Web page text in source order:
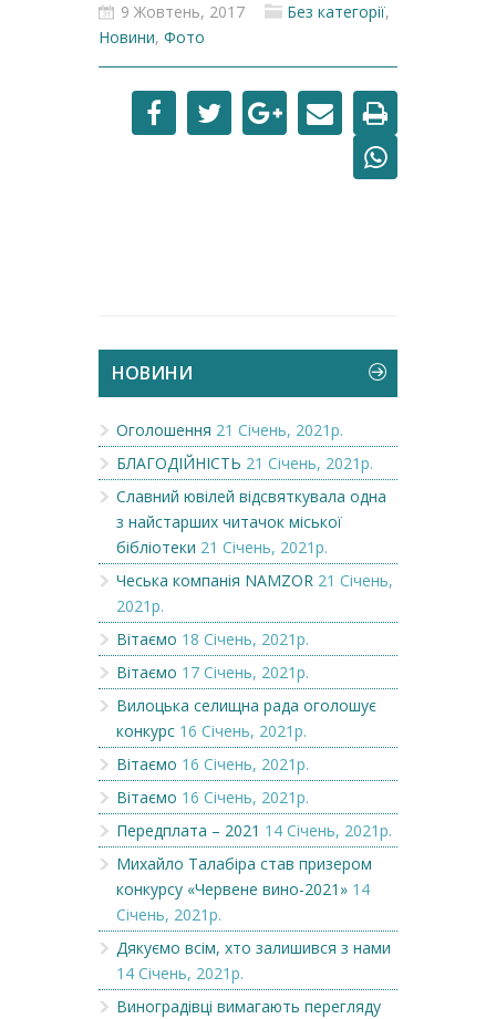
9 Жовтень, 2017 Без категорії,
Новини, Фото
НОВИНИ
Оголошення 21 Січень, 2021р.
БЛАГОДІЙНІСТЬ 21 Січень, 2021р.
Славний ювілей відсвяткувала одна
з найстарших читачок міської
бібліотеки 21 Січень, 2021р.
Чеська компанія NAMZOR 21 Січень,
2021р.
Вітаємо 18 Січень, 2021р.
Вітаємо 17 Січень, 2021р.
Вилоцька селищна рада оголошує
конкурс 16 Січень, 2021р.
Вітаємо 16 Січень, 2021р.
Вітаємо 16 Січень, 2021р.
Передплата – 2021 14 Січень, 2021р.
Михайло Талабіра став призером
конкурсу «Червене вино-2021» 14
Січень, 2021р.
Дякуємо всім, хто залишився з нами
14 Січень, 2021р.
Виноградівці вимагають перегляду